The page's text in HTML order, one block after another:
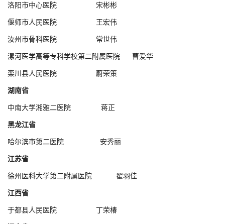
洛阳市中心医院 宋彬彬
偃师市人民医院 王宏伟
汝州市骨科医院 常世伟
漯河医学高等专科学校第二附属医院 曹爱华
栾川县人民医院 蔚荣策
湖南省
中南大学湘雅二医院 蒋正
黑龙江省
哈尔滨市第二医院 安秀丽
江苏省
徐州医科大学第二附属医院 翟羽佳
江西省
于都县人民医院 丁荣椿